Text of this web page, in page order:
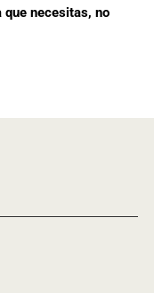
que necesitas, no